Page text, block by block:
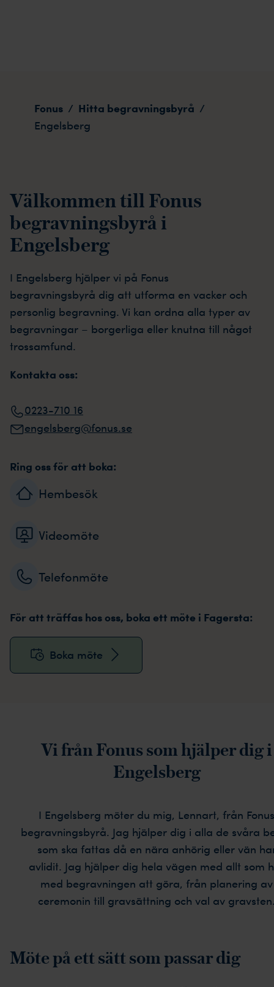
Fonus / Hitta begravningsbyrå /
Engelsberg
Välkommen till Fonus
begravningsbyrå i
Engelsberg
I Engelsberg hjälper vi på Fonus
begravningsbyrå dig att utforma en vacker och
personlig begravning. Vi kan ordna alla typer av
begravningar – borgerliga eller knutna till något
trossamfund.
Kontakta oss:
0223-710 16
engelsberg@fonus.se
Ring oss för att boka:
Hembesök
Videomöte
Telefonmöte
För att träffas hos oss, boka ett möte i Fagersta:
Boka möte
Vi från Fonus som hjälper dig i
Engelsberg
I Engelsberg möter du mig, Lennart, från Fonus
begravningsbyrå. Jag hjälper dig i alla de svåra
som ska fattas då en nära anhörig eller vän
avlidit. Jag hjälper dig hela vägen med allt som
med begravningen att göra, från planering av
ceremonin till gravsättning och val av
Möte på ett sätt som passar dig